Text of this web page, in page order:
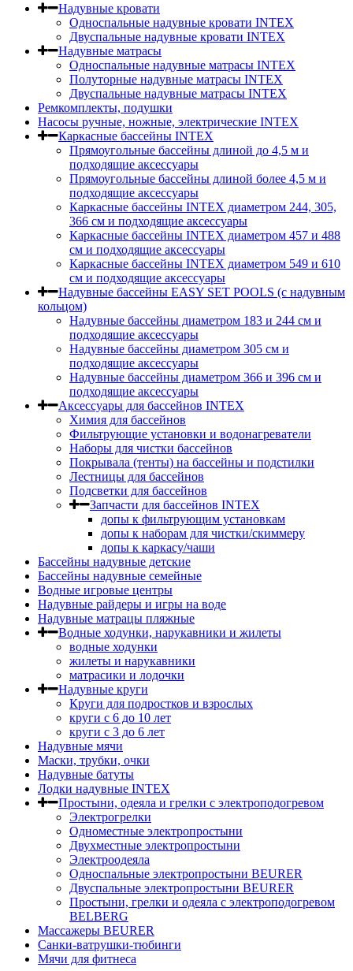
Надувные кровати
Односпальные надувные кровати INTEX
Двуспальные надувные кровати INTEX
Надувные матрасы
Односпальные надувные матрасы INTEX
Полуторные надувные матрасы INTEX
Двуспальные надувные матрасы INTEX
Ремкомплекты, подушки
Насосы ручные, ножные, электрические INTEX
Каркасные бассейны INTEX
Прямоугольные бассейны длиной до 4,5 м и
подходящие аксессуары
Прямоугольные бассейны длиной более 4,5 м и
подходящие аксессуары
Каркасные бассейны INTEX диаметром 244, 305,
366 см и подходящие аксессуары
Каркасные бассейны INTEX диаметром 457 и 488
cм и подходящие аксессуары
Каркасные бассейны INTEX диаметром 549 и 610
см и подходящие аксессуары
Надувные бассейны EASY SET POOLS (с надувным
кольцом)
Надувные бассейны диаметром 183 и 244 см и
подходящие аксессуары
Надувные бассейны диаметром 305 см и
подходящие аксессуары
Надувные бассейны диаметром 366 и 396 см и
подходящие аксессуары
Аксессуары для бассейнов INTEX
Химия для бассейнов
Фильтрующие установки и водонагреватели
Наборы для чистки бассейнов
Покрывала (тенты) на бассейны и подстилки
Лестницы для бассейнов
Подсветки для бассейнов
Запчасти для бассейнов INTEX
допы к фильтрующим установкам
допы к наборам для чистки/скиммеру
допы к каркасу/чаши
Бассейны надувные детские
Бассейны надувные семейные
Водные игровые центры
Надувные райдеры и игры на воде
Надувные матрацы пляжные
Водные ходунки, нарукавники и жилеты
водные ходунки
жилеты и нарукавники
матрасики и лодочки
Надувные круги
Круги для подростков и взрослых
круги с 6 до 10 лет
круги c 3 до 6 лет
Надувные мячи
Маски, трубки, очки
Надувные батуты
Лодки надувные INTEX
Простыни, одеяла и грелки с электроподогревом
Электрогрелки
Одноместные электропростыни
Двухместные электропростыни
Электроодеяла
Односпальные электропростыни BEURER
Двуспальные электропростыни BEURER
Простыни, грелки и одеяла с электроподогревом
BELBERG
Массажеры BEURER
Санки-ватрушки-тюбинги
Мячи для фитнеса